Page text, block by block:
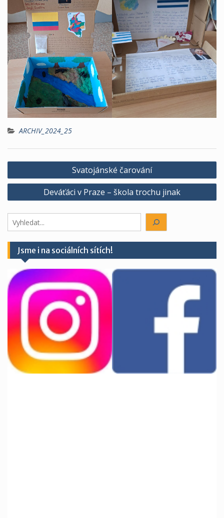
ARCHIV_2024_25
Navigace
pro
příspěvek
Svatojánské čarování
Deváťáci v Praze – škola trochu jinak
Hledáte
něco?
Jsme i na sociálních sítích!